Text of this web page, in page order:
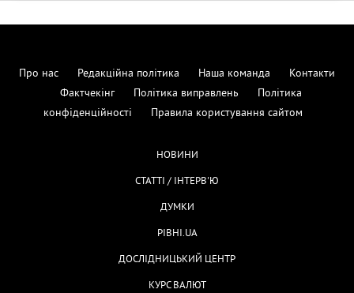
Про нас Редакційна політика Наша команда
Контакти
Фактчекінг
Політика виправлень
Політика
конфіденційності
Правила користування сайтом
НОВИНИ
СТАТТІ / ІНТЕРВ'Ю
ДУМКИ
РІВНІ.UA
ДОСЛІДНИЦЬКИЙ ЦЕНТР
КУРС ВАЛЮТ